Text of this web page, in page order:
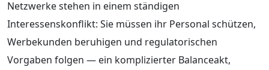
Netzwerke stehen in einem ständigen
Interessenskonflikt: Sie müssen ihr Personal schützen,
Werbekunden beruhigen und regulatorischen
Vorgaben folgen — ein komplizierter Balanceakt,